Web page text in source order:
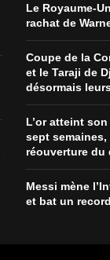
Le Royaume-
rachat de
Coupe de la
et le Taraji de
désormais
L’or atteint
sept semaines,
réouverture du
Messi mène
et bat un record